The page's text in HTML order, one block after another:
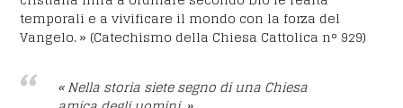
temporali e a vivificare il mondo con la forza del
Vangelo. » (Catechismo della Chiesa Cattolica n° 929)
« Nella storia siete segno di una Chiesa